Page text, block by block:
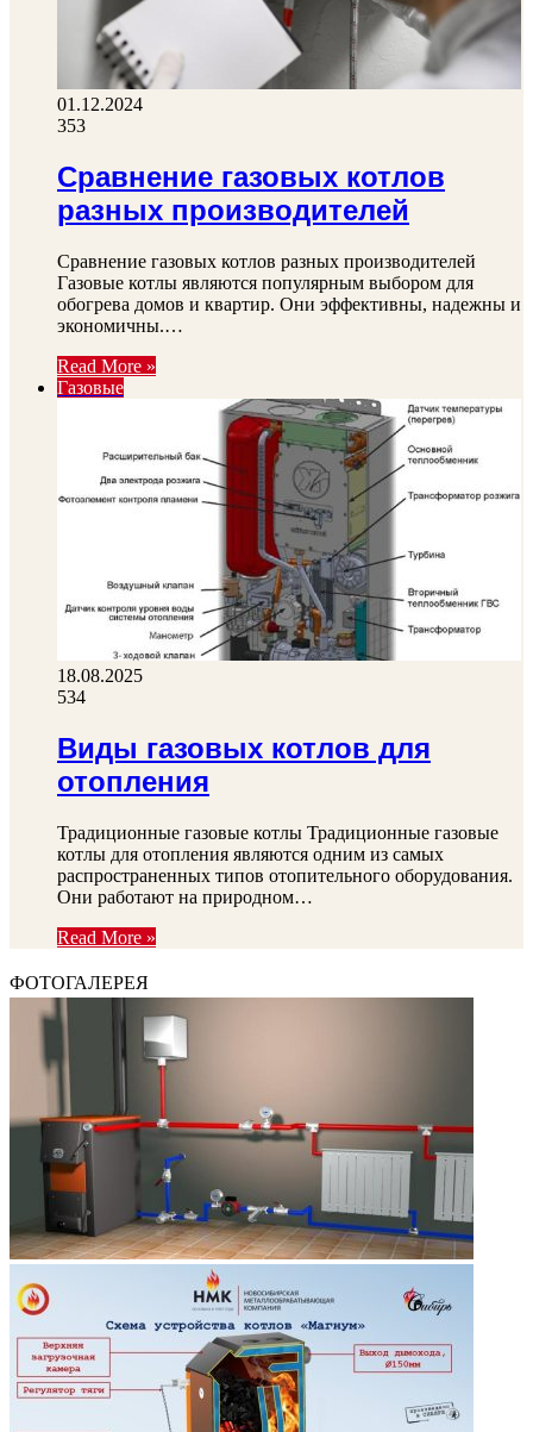
01.12.2024
353
Сравнение газовых котлов
разных производителей
Сравнение газовых котлов разных производителей
Газовые котлы являются популярным выбором для
обогрева домов и квартир. Они эффективны, надежны и
экономичны.…
Read More »
Газовые
18.08.2025
534
Виды газовых котлов для
отопления
Традиционные газовые котлы Традиционные газовые
котлы для отопления являются одним из самых
распространенных типов отопительного оборудования.
Они работают на природном…
Read More »
ФОТОГАЛЕРЕЯ